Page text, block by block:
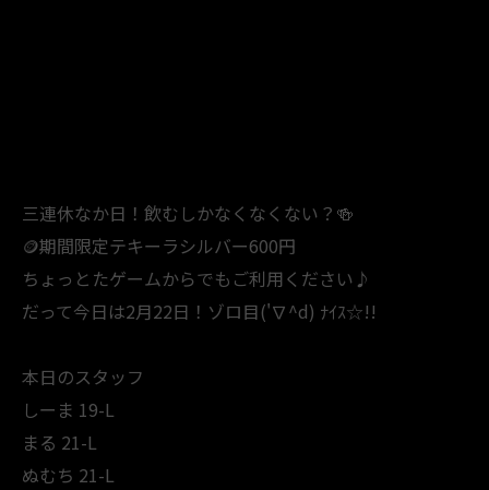
三連休なか日！飲むしかなくなくない？🍻
🪙期間限定テキーラシルバー600円
ちょっとたゲームからでもご利用ください♪
⁡だって今日は2月22日！ゾロ目('∇^d) ﾅｲｽ☆!!
本日のスタッフ
しーま 19-L
まる 21-L
ぬむち 21-L